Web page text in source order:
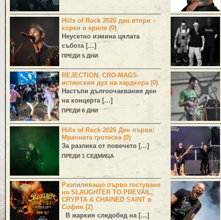
Hills of Rock 2026 ден втори –
корен и криле (0)
Неусетно измина цялата
събота […]
ПРЕДИ 5 ДНИ
REJECTION, CRO-MAGS-
истинския дух на хардкора (0)
Настъпи дългоочаквания ден
на концерта […]
ПРЕДИ 6 ДНИ
Hills of Rock 2026 Ден първи:
Мрачната гротеска (0)
За разлика от повечето […]
ПРЕДИ 1 СЕДМИЦА
Разпиляващо първо гостуване
на SLAUGHTER TO PREVAIL,
CRYPTA & CHAINED SAINT в
София (2)
В жаркия следобед на […]